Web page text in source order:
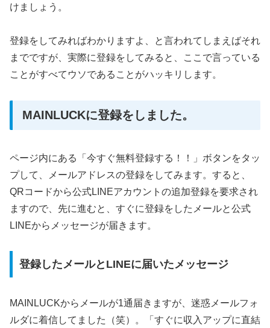
けましょう。
登録をしてみればわかりますよ、と言われてしまえばそれ
までですが、実際に登録をしてみると、ここで言っている
ことがすべてウソであることがハッキリします。
MAINLUCKに登録をしました。
ページ内にある「今すぐ無料登録する！！」ボタンをタッ
プして、メールアドレスの登録をしてみます。すると、
QRコードから公式LINEアカウントの追加登録を要求され
ますので、先に進むと、すぐに登録をしたメールと公式
LINEからメッセージが届きます。
登録したメールとLINEに届いたメッセージ
MAINLUCKからメールが1通届きますが、迷惑メールフォ
ルダに着信してました（笑）。「すぐに収入アップに直結